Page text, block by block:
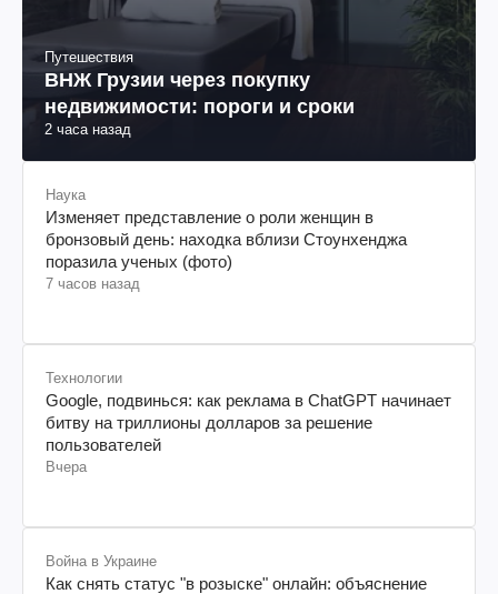
Путешествия
ВНЖ Грузии через покупку
недвижимости: пороги и сроки
2 часа назад
Наука
Изменяет представление о роли женщин в
бронзовый день: находка вблизи Стоунхенджа
поразила ученых (фото)
7 часов назад
Технологии
Google, подвинься: как реклама в ChatGPT начинает
битву на триллионы долларов за решение
пользователей
Вчера
Война в Украине
Как снять статус "в розыске" онлайн: объяснение